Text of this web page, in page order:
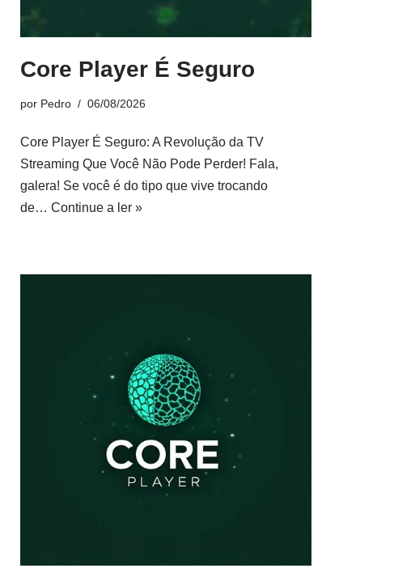
Core Player É Seguro
por Pedro 06/08/2026
Core Player É Seguro: A Revolução da TV
Streaming Que Você Não Pode Perder! Fala,
galera! Se você é do tipo que vive trocando
de… Continue a ler »